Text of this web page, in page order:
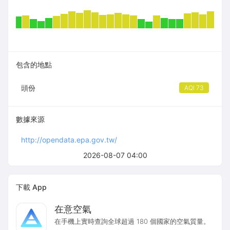
2026-08-07 04:00
包含的地點
頭份 AQI 73
數據來源
http://opendata.epa.gov.tw/
下載 App
在意空氣
在手機上實時查詢全球超過 180 個國家的空氣質量。